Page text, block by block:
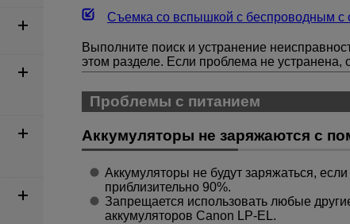
Съемка со вспышкой с беспроводным с
Выполните поиск и устранение
этом разделе. Если проблема не устранена,
Проблемы с питанием
Аккумуляторы не заряжаются с
Аккумуляторы не будут заряжаться,
приблизительно 90%.
Запрещается использовать любые
аккумуляторов Canon LP-EL.